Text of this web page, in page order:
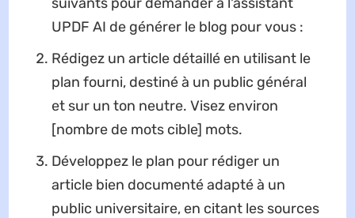
UPDF AI de générer le blog pour vous :
Rédigez un article détaillé en utilisant le
plan fourni, destiné à un public général
et sur un ton neutre. Visez environ
[nombre de mots cible] mots.
Développez le plan pour rédiger un
article bien documenté adapté à un
public universitaire, en citant les sources